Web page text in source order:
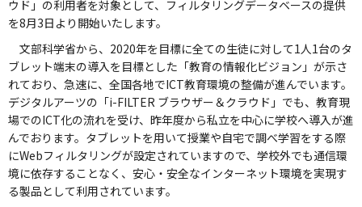
ウド」の利用者を対象として、フィルタリングデータベースの提供
を8月3日より開始いたします。
文部科学省から、2020年を目標に全ての生徒に対して1人1台のタ
ブレット端末の導入を目標とした「教育の情報化ビジョン」が示さ
れており、急速に、全国各地でICT教育環境の整備が進んでいます。
デジタルアーツの「i-FILTER ブラウザー＆クラウド」でも、教育現
場でのICT化の流れを受け、昨年度から私立を中心に学校へ導入が進
んでおります。タブレットを用いて授業や自宅で調べ学習をする際
にWebフィルタリングが設定されていますので、学校外でも通信環
境に依存することなく、安心・安全なインターネット環境を実現す
る製品として利用されています。